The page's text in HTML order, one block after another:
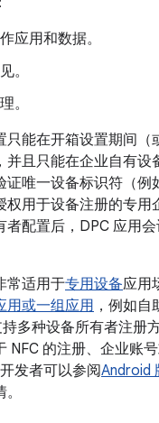
应用和数据。
。
。
只能在开箱设置期间（
并且只能在企业自有设
唯一设备标识符（例
权用于设备注册的专用
者配置后，DPC 应用
常适用于专用设备应用
用或一组应用 ，例如
多种设备所有者注册
NFC 的注册、企业账号
发者可以参阅Android